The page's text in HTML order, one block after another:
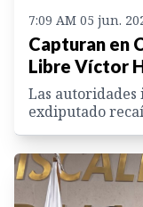
7:09 AM 05 jun.
Capturan en
Libre Víctor
Las
exdiputado